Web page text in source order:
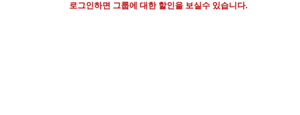
로그인하면 그룹에 대한 할인을 보실수 있습니다.